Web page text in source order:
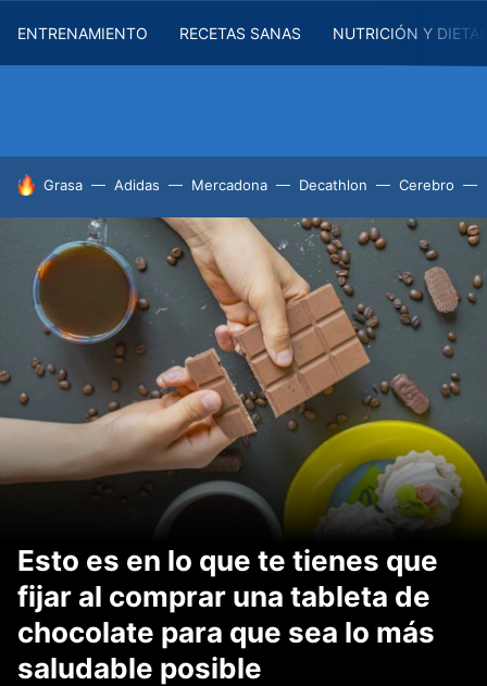
ENTRENAMIENTO RECETAS SANAS NUTRICIÓN Y
HOY SE HABLA DE
Grasa Adidas Mercadona Decathlon Cerebro
Esto es en lo que te tienes que
fijar al comprar una tableta de
chocolate para que sea lo más
saludable posible